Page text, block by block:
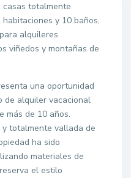
casas totalmente
y 10 baños,
alquileres
viñedos y montañas de
una oportunidad
de alquiler vacacional
más de 10 años.
totalmente vallada de
ha sido
materiales de
el estilo